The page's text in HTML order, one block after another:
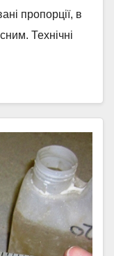
пропорції, в
Технічні